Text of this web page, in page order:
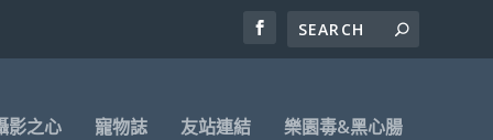
影之心 寵物誌 友站連結 樂園毒&黑心腸